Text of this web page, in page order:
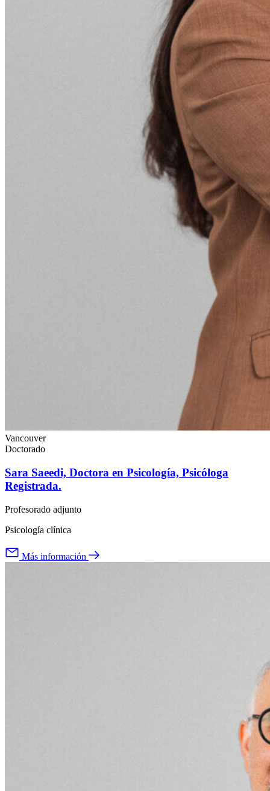
Vancouver
Doctorado
Sara Saeedi, Doctora en Psicología, Psicóloga
Registrada.
Profesorado adjunto
Psicología clínica
Más información